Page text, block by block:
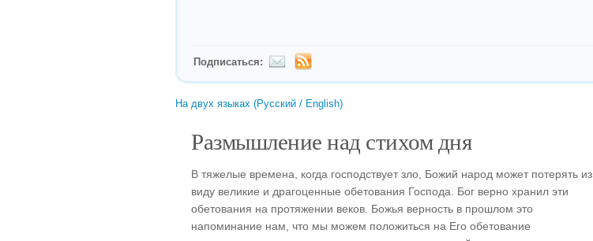
Подписаться:
На двух языках (Русский / English)
Размышление над стихом дня
В тяжелые времена, когда господствует зло, Божий народ может потерять из
виду великие и драгоценные обетования Господа. Бог верно хранил эти
обетования на протяжении веков. Божья верность в прошлом это
напоминание нам, что мы можем положиться на Его обетование